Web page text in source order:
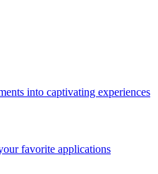
into captivating experiences
favorite applications